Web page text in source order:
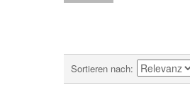
Sortieren nach